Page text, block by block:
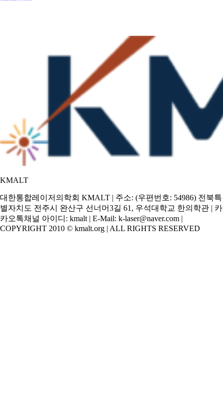
KMALT
대한통합레이저의학회 KMALT | 주소: (우편번호: 54986) 전북특
별자치도 전주시 완산구 선너머3길 61, 우석대학교 한의학관 | 카
카오톡채널 아이디: kmalt | E-Mail: k-laser@naver.com |
COPYRIGHT 2010 © kmalt.org | ALL RIGHTS RESERVED